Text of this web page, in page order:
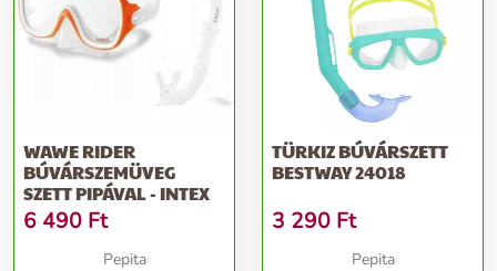
WAWE RIDER
BÚVÁRSZEMÜVEG
SZETT PIPÁVAL - INTEX
6 490 Ft
Pepita
TÜRKIZ BÚVÁRSZETT
BESTWAY 24018
3 290 Ft
Pepita